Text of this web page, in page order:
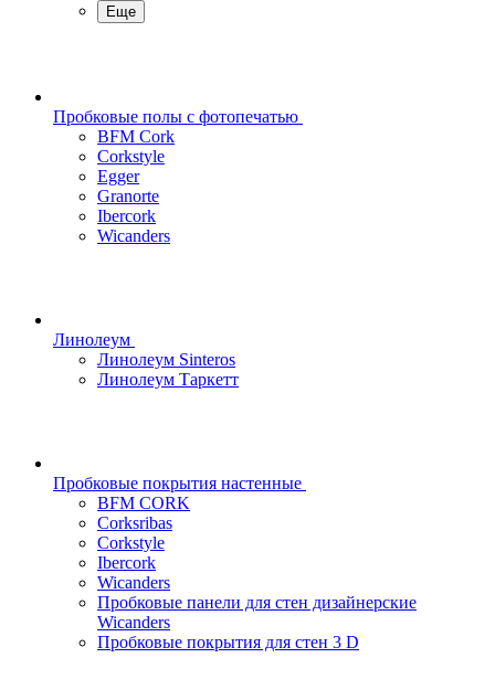
Еще
Пробковые полы с фотопечатью
BFM Cork
Corkstyle
Egger
Granorte
Ibercork
Wicanders
Линолеум
Линолеум Sinteros
Линолеум Таркетт
Пробковые покрытия настенные
BFM CORK
Corksribas
Corkstyle
Ibercork
Wicanders
Пробковые панели для стен дизайнерские
Wicanders
Пробковые покрытия для стен 3 D